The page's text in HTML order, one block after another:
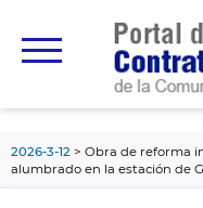
principal
2026-3-12
Obra de reforma
alumbrado en la estación de